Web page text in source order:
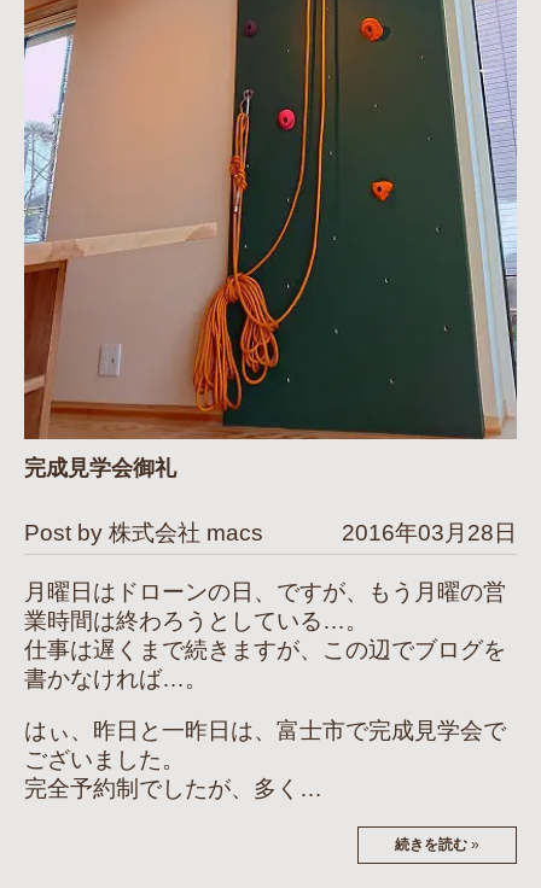
完成見学会御礼
Post by 株式会社 macs 2016年03月28日
月曜日はドローンの日、ですが、もう月曜の営
業時間は終わろうとしている…。
仕事は遅くまで続きますが、この辺でブログを
書かなければ…。
はぃ、昨日と一昨日は、富士市で完成見学会で
ございました。
完全予約制でしたが、多く…
続きを読む »